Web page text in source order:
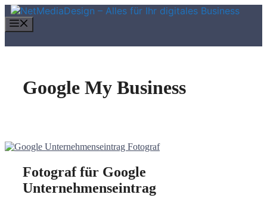
Zum
Inhalt
springen
Google My Business
Fotograf für Google
Unternehmenseintrag